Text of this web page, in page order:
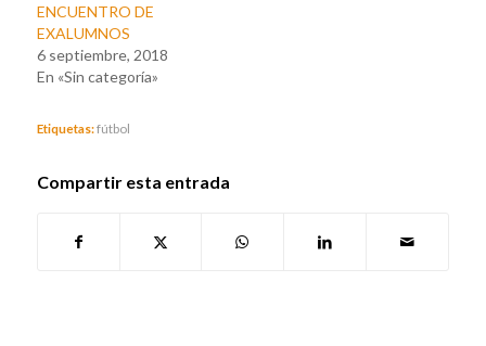
ENCUENTRO DE
EXALUMNOS
6 septiembre, 2018
En «Sin categoría»
Etiquetas:fútbol
Compartir esta entrada